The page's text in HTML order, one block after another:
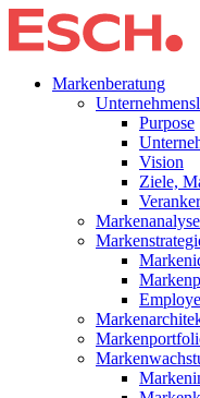
Markenberatung
Purpose
Vision
Ziele,
Markenanalyse